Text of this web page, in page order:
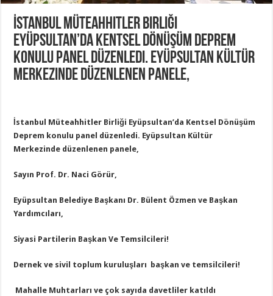
İstanbul Müteahhitler Birliği
Eyüpsultan’da Kentsel Dönüşüm Deprem
konulu panel düzenledi. Eyüpsultan Kültür
Merkezinde düzenlenen panele,
İstanbul Müteahhitler Birliği Eyüpsultan’da Kentsel Dönüşüm
Deprem konulu panel düzenledi. Eyüpsultan Kültür
Merkezinde düzenlenen panele,
Sayın Prof. Dr. Naci Görür,
Eyüpsultan Belediye Başkanı Dr. Bülent Özmen ve Başkan
Yardımcıları,
Siyasi Partilerin Başkan Ve Temsilcileri!
Dernek ve sivil toplum kuruluşları başkan ve temsilcileri!
Mahalle Muhtarları ve çok sayıda davetliler katıldı